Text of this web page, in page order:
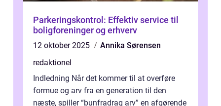
Parkeringskontrol: Effektiv service til
boligforeninger og erhverv
12 oktober 2025
Annika Sørensen
redaktionel
Indledning Når det kommer til at overføre
formue og arv fra en generation til den
næste, spiller “bunfradrag arv” en afgørende